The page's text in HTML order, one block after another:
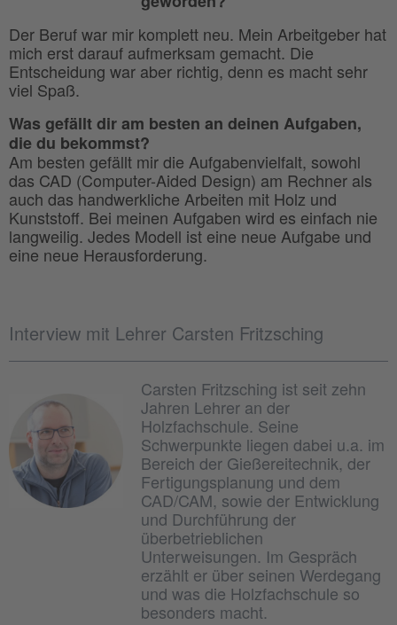
Der Beruf war mir komplett neu. Mein Arbeitgeber hat
mich erst darauf aufmerksam gemacht. Die
Entscheidung war aber richtig, denn es macht sehr
viel Spaß.
Was gefällt dir am besten an deinen Aufgaben,
die du bekommst?
Am besten gefällt mir die Aufgabenvielfalt, sowohl
das CAD (Computer-Aided Design) am Rechner als
auch das handwerkliche Arbeiten mit Holz und
Kunststoff. Bei meinen Aufgaben wird es einfach nie
langweilig. Jedes Modell ist eine neue Aufgabe und
eine neue Herausforderung.
Interview mit Lehrer Carsten Fritzsching
Carsten Fritzsching ist seit zehn
Jahren Lehrer an der
Holzfachschule. Seine
Schwerpunkte liegen dabei u.a. im
Bereich der Gießereitechnik, der
Fertigungsplanung und dem
CAD/CAM, sowie der Entwicklung
und Durchführung der
überbetrieblichen
Unterweisungen. Im Gespräch
erzählt er über seinen Werdegang
und was die Holzfachschule so
besonders macht.